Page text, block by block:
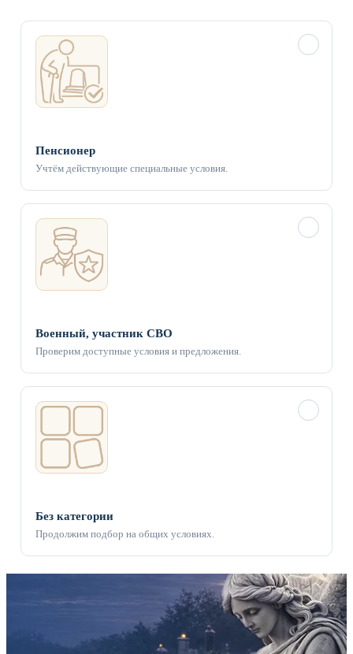
Пенсионер
Учтём действующие специальные условия.
Военный, участник СВО
Проверим доступные условия и предложения.
Без категории
Продолжим подбор на общих условиях.